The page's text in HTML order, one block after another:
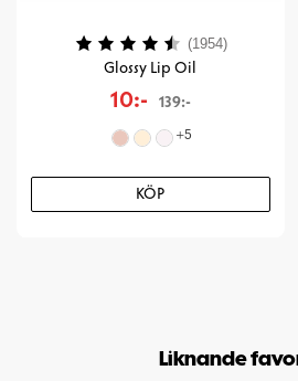
Glossy Lip Oil
10:- 139:-
+5
KÖP
Betyg: (1954) 4.2
Liknande